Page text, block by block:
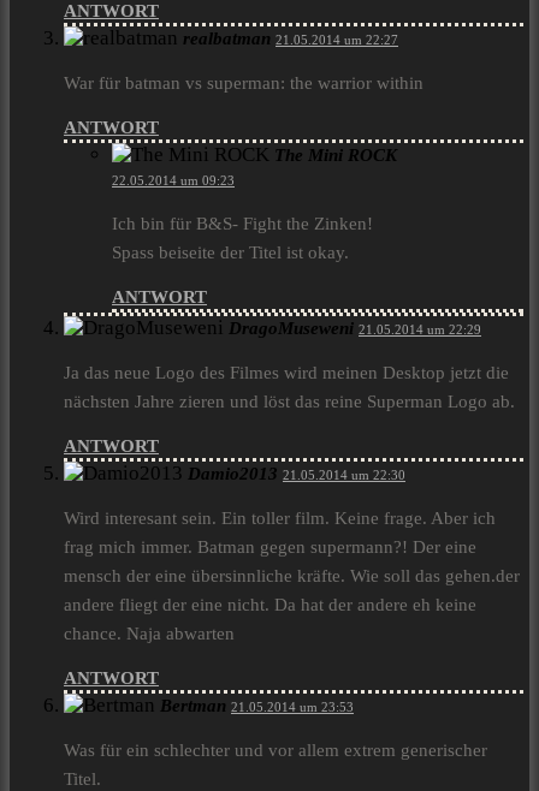
ANTWORT
realbatman 21.05.2014 um 22:27
War für batman vs superman: the warrior within
ANTWORT
The Mini ROCK
22.05.2014 um 09:23
Ich bin für B&S- Fight the Zinken!
Spass beiseite der Titel ist okay.
ANTWORT
DragoMuseweni 21.05.2014 um 22:29
Ja das neue Logo des Filmes wird meinen Desktop jetzt die
nächsten Jahre zieren und löst das reine Superman Logo ab.
ANTWORT
Damio2013 21.05.2014 um 22:30
Wird interesant sein. Ein toller film. Keine frage. Aber ich
frag mich immer. Batman gegen supermann?! Der eine
mensch der eine übersinnliche kräfte. Wie soll das gehen.der
andere fliegt der eine nicht. Da hat der andere eh keine
chance. Naja abwarten
ANTWORT
Bertman 21.05.2014 um 23:53
Was für ein schlechter und vor allem extrem generischer
Titel.